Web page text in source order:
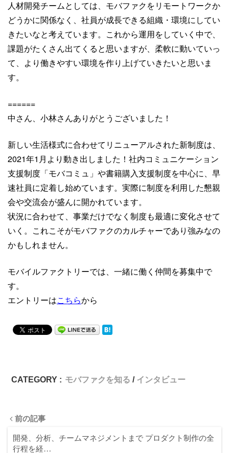
人材開発チームとしては、モバファクをリモートワークか
どうかに関係なく、社員が成長できる組織・環境にしてい
きたいなと考えています。 これから運用をしていく中で、
課題がたくさん出てくると思いますが、柔軟に動いていっ
て、より働きやすい環境を作り上げていきたいと思いま
す。
======
中さん、小林さんありがとうございました！
新しい生活様式に合わせてリニューアルされた新制度は、
2021年1月より動き出しました！社内コミュニケーション
支援制度「モバコミュ」や書籍購入支援制度を中心に、早
速社員に定着し始めています。実際に制度を利用した懇親
会や交流会が盛んに開かれています。
状況に合わせて、事業だけでなく制度も最適に変化させて
いく。 これこそがモバファクのカルチャーであり強みなの
かもしれません。
モバイルファクトリーでは、一緒に働く仲間を募集中で
す。
エントリーはこちらから
CATEGORY : モバファクを知る インタビュー
前の記事
開発、分析、チームマネジメントまで プロダクト制作の全
行程を経…